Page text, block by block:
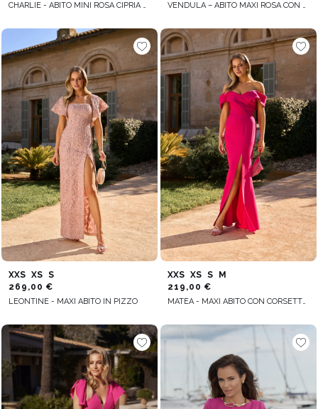
CHARLIE - ABITO MINI ROSA CIPRIA CON SCHIENA SCOPERTA VENDULA – ABITO MAXI ROSA CON MANICHE MORBIDE
XXS XS S
269,00 €
LEONTINE - MAXI ABITO IN PIZZO
XXS XS S
M
219,00 €
MATEA - MAXI ABITO CON CORSETTO E FERRETTI